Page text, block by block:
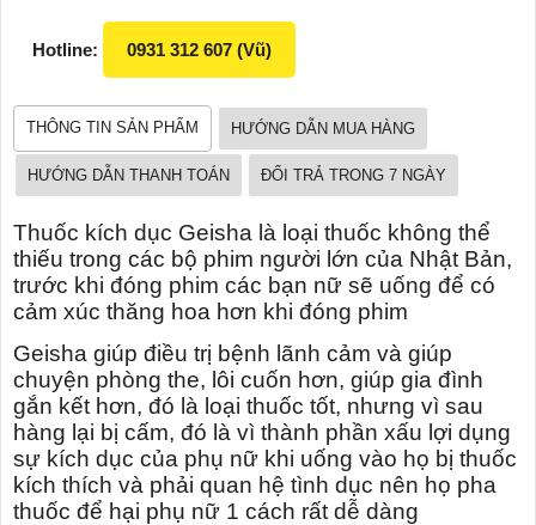
Hotline: 0931 312 607 (Vũ)
THÔNG TIN SẢN PHẨM HƯỚNG DẪN MUA HÀNG
HƯỚNG DẪN THANH TOÁN ĐỔI TRẢ TRONG 7 NGÀY
Thuốc kích dục Geisha là loại thuốc không thể
thiếu trong các bộ phim người lớn của Nhật Bản,
trước khi đóng phim các bạn nữ sẽ uống để có
cảm xúc thăng hoa hơn khi đóng phim
Geisha giúp điều trị bệnh lãnh cảm và giúp
chuyện phòng the, lôi cuốn hơn, giúp gia đình
gắn kết hơn, đó là loại thuốc tốt, nhưng vì sau
hàng lại bị cấm, đó là vì thành phần xấu lợi dụng
sự kích dục của phụ nữ khi uống vào họ bị thuốc
kích thích và phải quan hệ tình dục nên họ pha
thuốc để hại phụ nữ 1 cách rất dễ dàng